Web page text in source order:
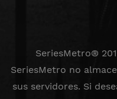
SeriesMetro®
SeriesMetro no
sus servidores. Si